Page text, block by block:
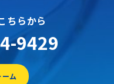
ちらから
9429
ーム